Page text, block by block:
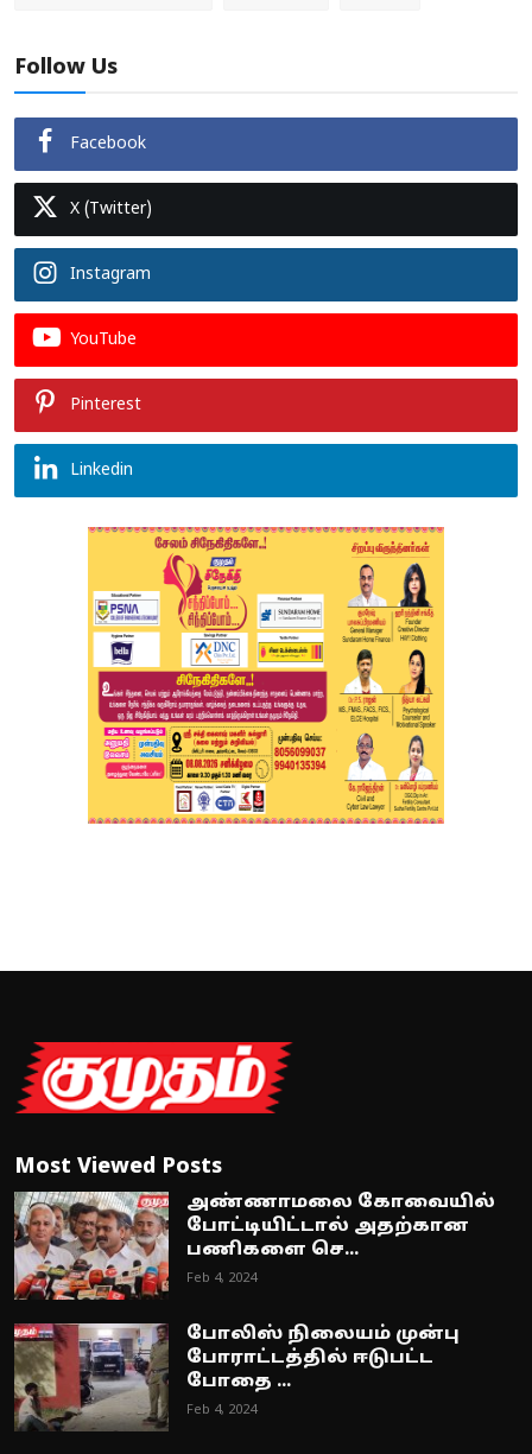
Follow Us
Facebook
X (Twitter)
Instagram
YouTube
Pinterest
Linkedin
Most Viewed Posts
அண்ணாமலை கோவையில்
போட்டியிட்டால் அதற்கான
பணிகளை செ...
Feb 4, 2024
போலிஸ் நிலையம் முன்பு
போராட்டத்தில் ஈடுபட்ட
போதை ...
Feb 4, 2024